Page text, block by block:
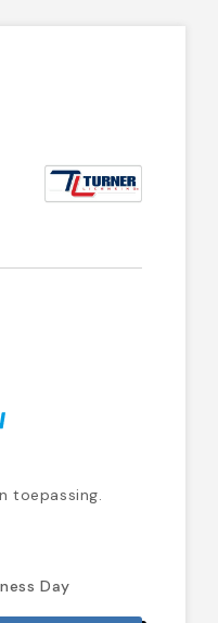
toepassing.
Day